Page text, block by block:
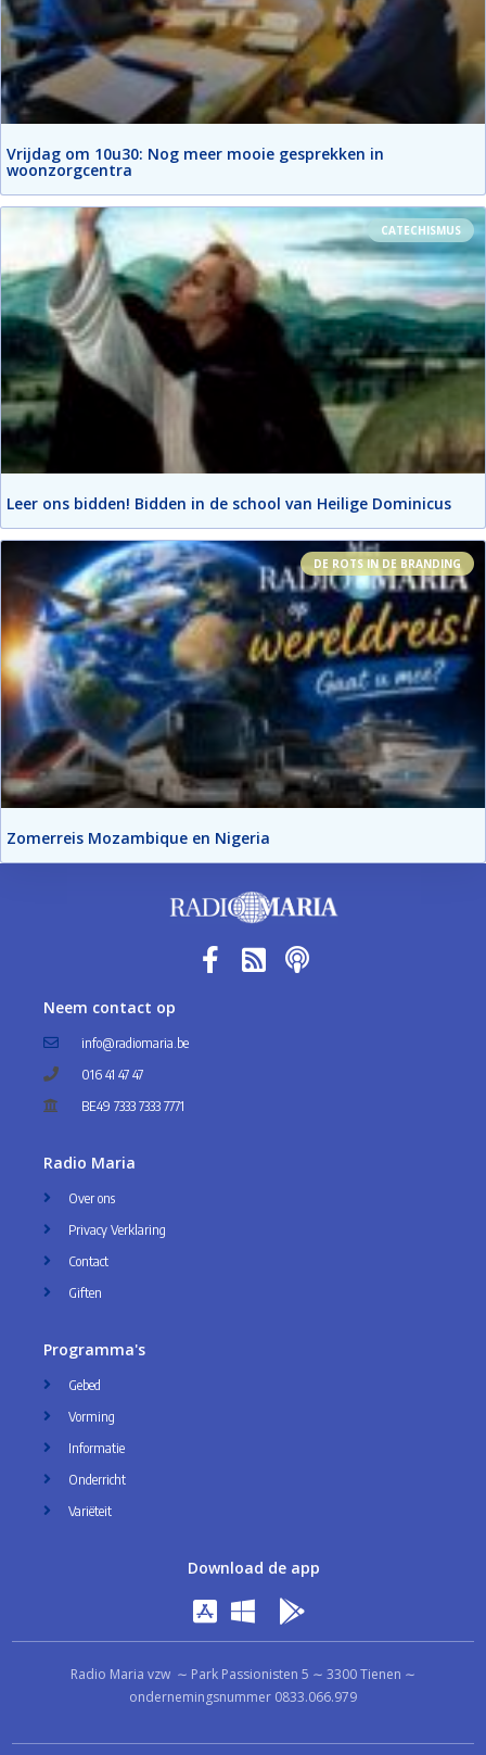
Vrijdag om 10u30: Nog meer mooie gesprekken in
woonzorgcentra
CATECHISMUS
Leer ons bidden! Bidden in de school van Heilige Dominicus
DE ROTS IN DE BRANDING
Zomerreis Mozambique en Nigeria
Neem contact op
info@radiomaria.be
016 41 47 47
BE49 7333 7333 7771
Radio Maria
Over ons
Privacy Verklaring
Contact
Giften
Programma's
Gebed
Vorming
Informatie
Onderricht
Variëteit
Download de app
Radio Maria vzw ∼ Park Passionisten 5 ∼ 3300 Tienen ∼
ondernemingsnummer 0833.066.979